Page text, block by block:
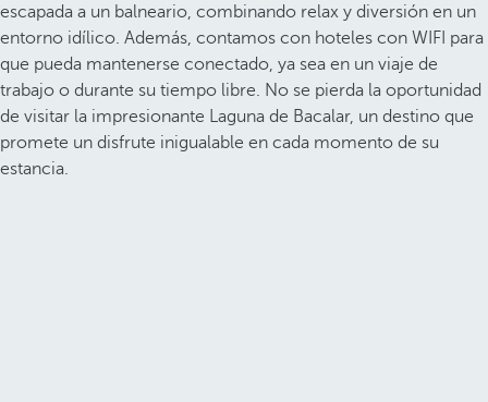
escapada a un balneario, combinando relax y diversión en un
entorno idílico. Además, contamos con hoteles con WIFI para
que pueda mantenerse conectado, ya sea en un viaje de
trabajo o durante su tiempo libre. No se pierda la oportunidad
de visitar la impresionante Laguna de Bacalar, un destino que
promete un disfrute inigualable en cada momento de su
estancia.